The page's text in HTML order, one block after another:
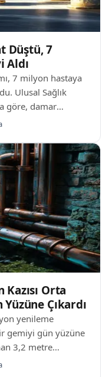
Düştü, 7
Aldı
7 milyon hastaya
Ulusal Sağlık
göre, damar
10 bin yuandan
yılında başlatılan
belirgin oldu.
kalp
bu program
Orta
Çıkardı
yenileme
gemiyi gün yüzüne
3,2 metre
kesim izleri ve